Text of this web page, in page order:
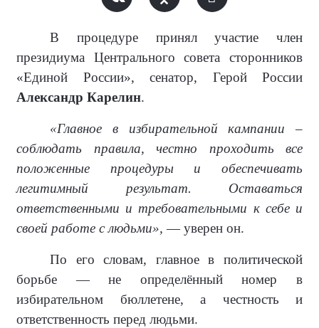
В процедуре принял участие член
президиума Центрального совета сторонников
«Единой России», сенатор, Герой России
Александр Карелин.
«Главное в избирательной кампании –
соблюдать правила, честно проходить все
положенные процедуры и обеспечивать
легитимный результат. Оставаться
ответственными и требовательными к себе и
своей работе с людьми», — уверен он.
По его словам, главное в политической
борьбе — не определённый номер в
избирательном бюллетене, а честность и
ответственность перед людьми.